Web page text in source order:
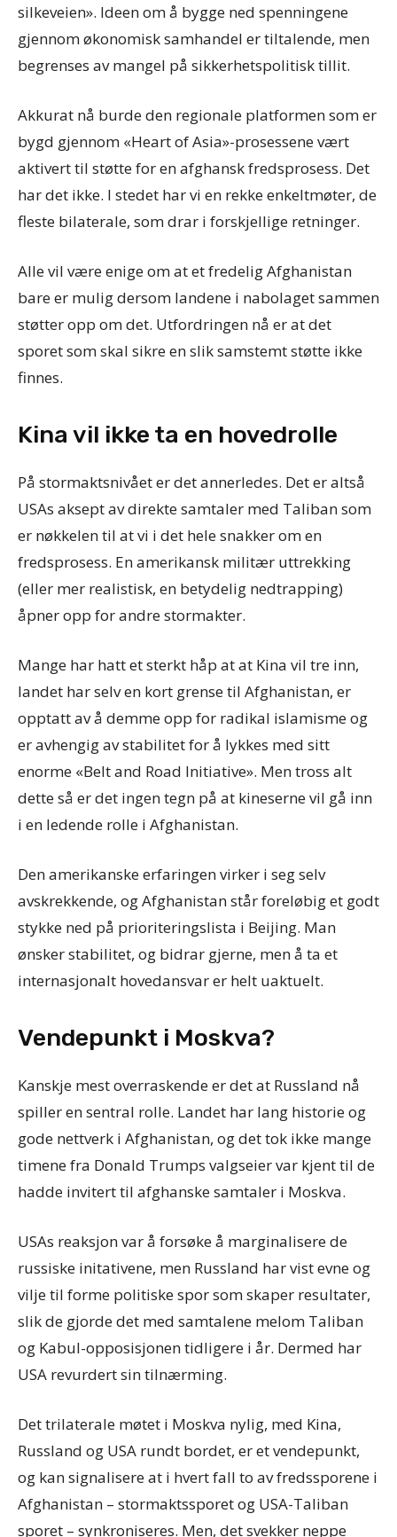
silkeveien». Ideen om å bygge ned spenningene
gjennom økonomisk samhandel er tiltalende, men
begrenses av mangel på sikkerhetspolitisk tillit.
Akkurat nå burde den regionale platformen som er
bygd gjennom «Heart of Asia»-prosessene vært
aktivert til støtte for en afghansk fredsprosess. Det
har det ikke. I stedet har vi en rekke enkeltmøter, de
fleste bilaterale, som drar i forskjellige retninger.
Alle vil være enige om at et fredelig Afghanistan
bare er mulig dersom landene i nabolaget sammen
støtter opp om det. Utfordringen nå er at det
sporet som skal sikre en slik samstemt støtte ikke
finnes.
Kina vil ikke ta en hovedrolle
På stormaktsnivået er det annerledes. Det er altså
USAs aksept av direkte samtaler med Taliban som
er nøkkelen til at vi i det hele snakker om en
fredsprosess. En amerikansk militær uttrekking
(eller mer realistisk, en betydelig nedtrapping)
åpner opp for andre stormakter.
Mange har hatt et sterkt håp at at Kina vil tre inn,
landet har selv en kort grense til Afghanistan, er
opptatt av å demme opp for radikal islamisme og
er avhengig av stabilitet for å lykkes med sitt
enorme «Belt and Road Initiative». Men tross alt
dette så er det ingen tegn på at kineserne vil gå inn
i en ledende rolle i Afghanistan.
Den amerikanske erfaringen virker i seg selv
avskrekkende, og Afghanistan står foreløbig et godt
stykke ned på prioriteringslista i Beijing. Man
ønsker stabilitet, og bidrar gjerne, men å ta et
internasjonalt hovedansvar er helt uaktuelt.
Vendepunkt i Moskva?
Kanskje mest overraskende er det at Russland nå
spiller en sentral rolle. Landet har lang historie og
gode nettverk i Afghanistan, og det tok ikke mange
timene fra Donald Trumps valgseier var kjent til de
hadde invitert til afghanske samtaler i Moskva.
USAs reaksjon var å forsøke å marginalisere de
russiske initativene, men Russland har vist evne og
vilje til forme politiske spor som skaper resultater,
slik de gjorde det med samtalene melom Taliban
og Kabul-opposisjonen tidligere i år. Dermed har
USA revurdert sin tilnærming.
Det trilaterale møtet i Moskva nylig, med Kina,
Russland og USA rundt bordet, er et vendepunkt,
og kan signalisere at i hvert fall to av fredssporene i
Afghanistan – stormaktssporet og USA-Taliban
sporet – synkroniseres. Men, det svekker neppe